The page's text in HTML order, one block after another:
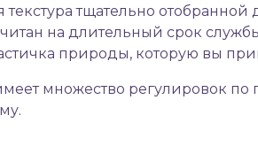
тщательно
на длительный срок
природы, которую вы
множество регулировок по